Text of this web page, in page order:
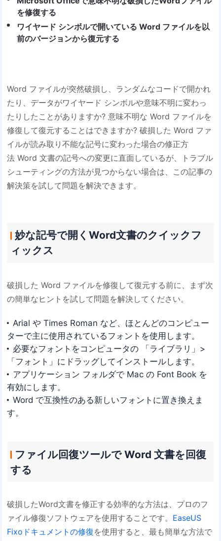
を修復する
ワイヤード シンボルで開いている Word ファイルを以
前のバージョンから復元する
Word ファイルが突然破損し、ランダムなコードで開かれ
たり、データがワイヤード シンボルや意味不明に変わっ
たりしたことがありますか? 意味不明な Word ファイルを
修復して復元することはできますか? 破損した Word ファ
イルが読み取り不能な記号に変わった場合の修正方
法 Word 文書の記号への変更に直面しているが、トラブル
シューティングの方法が見つからない場合は、この記事の
解決策を試して問題を解決できます。
妙な記号で開くWord文書のクイックフ
ィックス
破損した Word ファイルを修復して復元する前に、まず次
の簡単なヒントを試して問題を解決してください。
Arial や Times Roman など、ほとんどのコンピュー
ターで主に使用されているフォントを使用します。
必要なフォントをコンピュータの 「ライブラリ」>
「フォント」にドラッグしてインストールします。
アプリケーション フォルダで Mac の Font Book を
有効にします。
Word で互換性のある新しいフォントに置き換えま
す。
ファイル回復ツールで Word 文書を回復
する
破損したWord文書を修正する効率的な方法は、プロのフ
ァイル修復ソフトウェアを使用することです。 EaseUS
Fixoドキュメントの修復を使用すると、最も簡単な方法で